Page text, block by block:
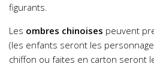
figurants.
Les ombres chinoises peuvent
(les enfants seront les
chiffon ou faites en carton seront